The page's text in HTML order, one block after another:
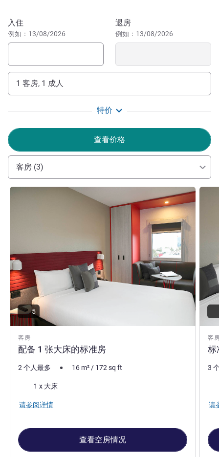
择。酒店提供 24 小时接待服务，宜必思厨房也全天营业，
您可以悠闲享受住宿时光。我们经济实惠的悉尼国内机场酒
店 提供在线登记入住服务和悉尼机场内的停车场，停车场
酒店后，您还可以选择安排提前登记入住和延迟退房。
如果您想在悉尼国内机场附近寻找实惠而舒适的酒店住宿，
宜必思悉尼机场酒店是一个很好的选择。我们为行动不便的
客人提供无障碍服务，拥有会说不同语言的员工，并提供可
宜必思悉尼机场是寻求方便前往悉尼国内和国际机场候机
楼或市中心旅客的理想选择。酒店全体工作人员热切期待您
来到悉尼，确保您的入住舒适、轻松且愉快。
Evan JAMES 酒店管理
预订此酒店
入住
例如：13/08/2026
退房
例如：13/08/2026
1 客房, 1 成人
特价
查看价格
客房 (3)
客房
配备 1 张大床的标准房
请参阅详情
5
2 个人最多 16 m²/ 172sq ft
床上用品1 x 大床
请参阅详情
查看空房情况
客
标
请参
3
请